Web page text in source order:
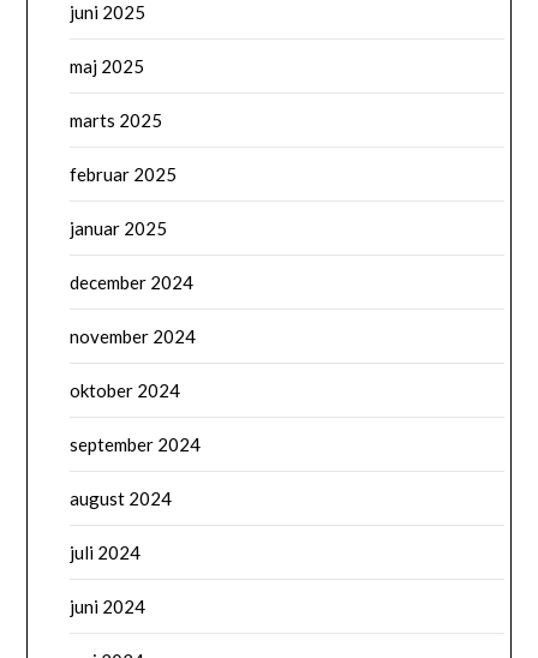
juni 2025
maj 2025
marts 2025
februar 2025
januar 2025
december 2024
november 2024
oktober 2024
september 2024
august 2024
juli 2024
juni 2024